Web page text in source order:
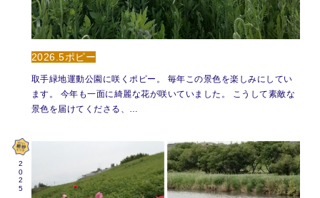
2026.5ポピー
取手緑地運動公園に咲くポピー。 毎年この景色を楽しみにしてい
ます。 今年も一面に綺麗な花が咲いていました。 こうして素敵な
景色を届けてくださる、…